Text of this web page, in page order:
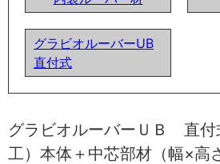
グラビオルーバーUB
直付式
グラビオルーバーＵＢ 直付
工）本体＋中芯部材（幅×高